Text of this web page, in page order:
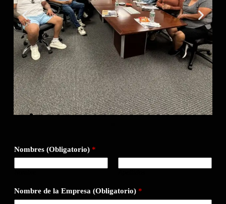
Nombres (Obligatorio) *
Nombre de la Empresa (Obligatorio) *